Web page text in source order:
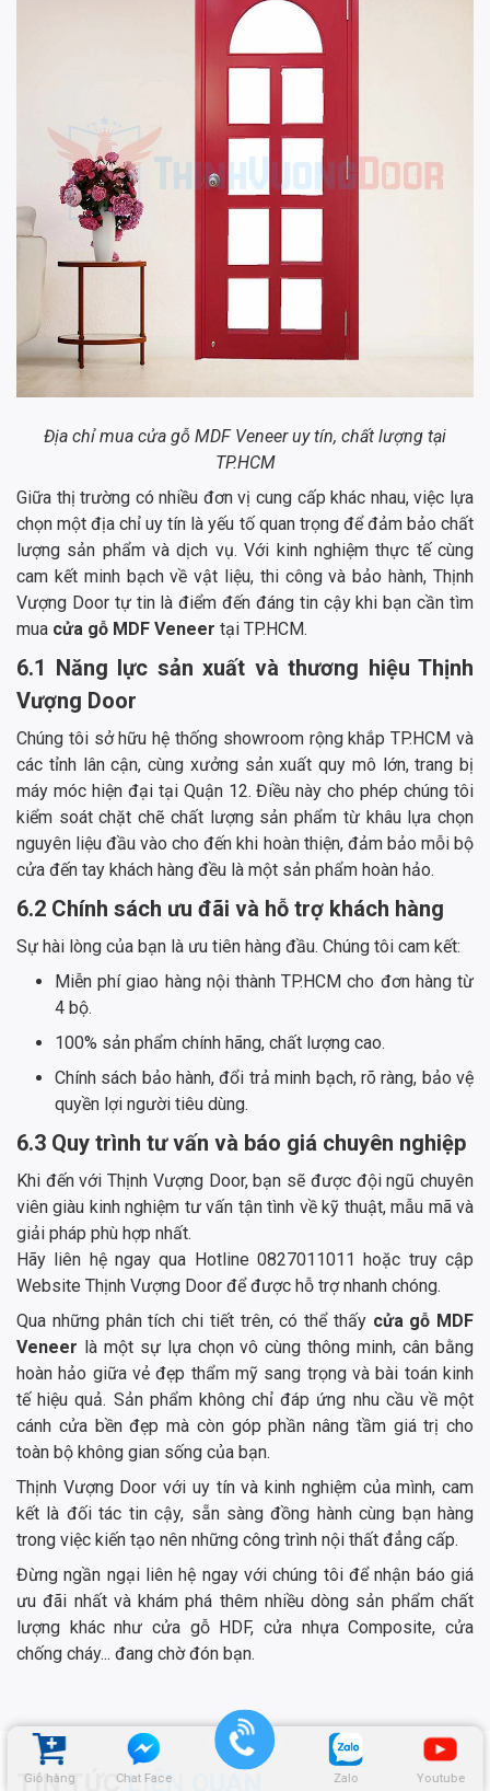
Giỏ hàng Chat Face Zalo Youtube
Địa chỉ mua cửa gỗ MDF Veneer uy tín, chất lượng tại
TP.HCM
Giữa thị trường có nhiều đơn vị cung cấp khác nhau, việc lựa
chọn một địa chỉ uy tín là yếu tố quan trọng để đảm bảo chất
lượng sản phẩm và dịch vụ. Với kinh nghiệm thực tế cùng
cam kết minh bạch về vật liệu, thi công và bảo hành, Thịnh
Vượng Door tự tin là điểm đến đáng tin cậy khi bạn cần tìm
mua cửa gỗ MDF Veneer tại TP.HCM.
6.1 Năng lực sản xuất và thương hiệu Thịnh
Vượng Door
Chúng tôi sở hữu hệ thống showroom rộng khắp TP.HCM và
các tỉnh lân cận, cùng xưởng sản xuất quy mô lớn, trang bị
máy móc hiện đại tại Quận 12. Điều này cho phép chúng tôi
kiểm soát chặt chẽ chất lượng sản phẩm từ khâu lựa chọn
nguyên liệu đầu vào cho đến khi hoàn thiện, đảm bảo mỗi bộ
cửa đến tay khách hàng đều là một sản phẩm hoàn hảo.
6.2 Chính sách ưu đãi và hỗ trợ khách hàng
Sự hài lòng của bạn là ưu tiên hàng đầu. Chúng tôi cam kết:
Miễn phí giao hàng nội thành TP.HCM cho đơn hàng từ
4 bộ.
100% sản phẩm chính hãng, chất lượng cao.
Chính sách bảo hành, đổi trả minh bạch, rõ ràng, bảo vệ
quyền lợi người tiêu dùng.
6.3 Quy trình tư vấn và báo giá chuyên nghiệp
Khi đến với Thịnh Vượng Door, bạn sẽ được đội ngũ chuyên
viên giàu kinh nghiệm tư vấn tận tình về kỹ thuật, mẫu mã và
giải pháp phù hợp nhất.
Hãy liên hệ ngay qua Hotline 0827011011 hoặc truy cập
Website Thịnh Vượng Door để được hỗ trợ nhanh chóng.
Qua những phân tích chi tiết trên, có thể thấy cửa gỗ MDF
Veneer là một sự lựa chọn vô cùng thông minh, cân bằng
hoàn hảo giữa vẻ đẹp thẩm mỹ sang trọng và bài toán kinh
tế hiệu quả. Sản phẩm không chỉ đáp ứng nhu cầu về một
cánh cửa bền đẹp mà còn góp phần nâng tầm giá trị cho
toàn bộ không gian sống của bạn.
Thịnh Vượng Door với uy tín và kinh nghiệm của mình, cam
kết là đối tác tin cậy, sẵn sàng đồng hành cùng bạn hàng
trong việc kiến tạo nên những công trình nội thất đẳng cấp.
Đừng ngần ngại liên hệ ngay với chúng tôi để nhận báo giá
ưu đãi nhất và khám phá thêm nhiều dòng sản phẩm chất
lượng khác như cửa gỗ HDF, cửa nhựa Composite, cửa
chống cháy... đang chờ đón bạn.
TIN TỨCLIÊN QUAN